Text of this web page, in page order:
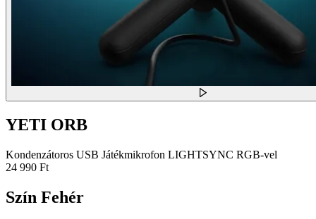
YETI ORB
Kondenzátoros USB Játékmikrofon LIGHTSYNC RGB-vel
24 990 Ft
Szín Fehér